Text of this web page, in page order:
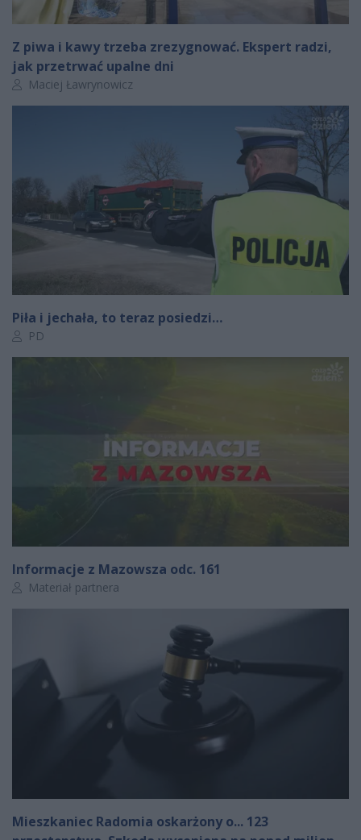
Z piwa i kawy trzeba zrezygnować. Ekspert radzi,
jak przetrwać upalne dni
Autor artykułu:
Maciej Ławrynowicz
Piła i jechała, to teraz posiedzi…
Autor artykułu:
PD
Informacje z Mazowsza odc. 161
Autor artykułu:
Materiał partnera
Mieszkaniec Radomia oskarżony o... 123